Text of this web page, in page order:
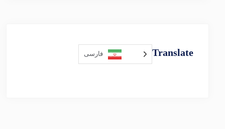
Translate فارسی